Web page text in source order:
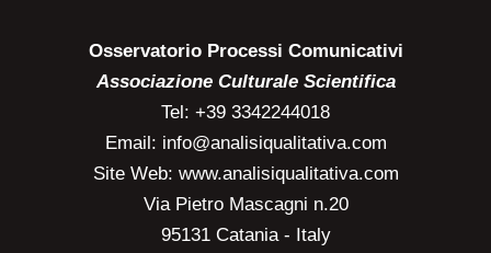
Osservatorio Processi Comunicativi
Associazione Culturale Scientifica
Tel: +39 3342244018
Email: info@analisiqualitativa.com
Site Web: www.analisiqualitativa.com
Via Pietro Mascagni n.20
95131 Catania - Italy